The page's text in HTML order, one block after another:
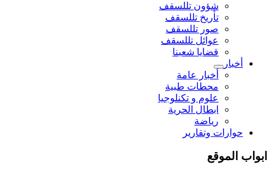
شؤون تللسقف
تأريخ تللسقف
صور تللسقف
عوائل تللسقف
قضايا شعبنا
أخبار
أخبار عامة
محطات طبية
علوم و تکنلوجیا
ابطال الحرية
رياضة
حوارات وتقارير
ابواب الموقع